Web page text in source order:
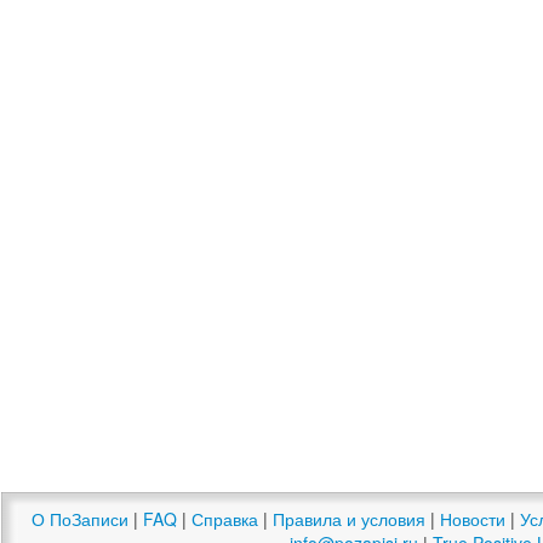
О ПоЗаписи | FAQ | Справка | Правила и условия | Новости |